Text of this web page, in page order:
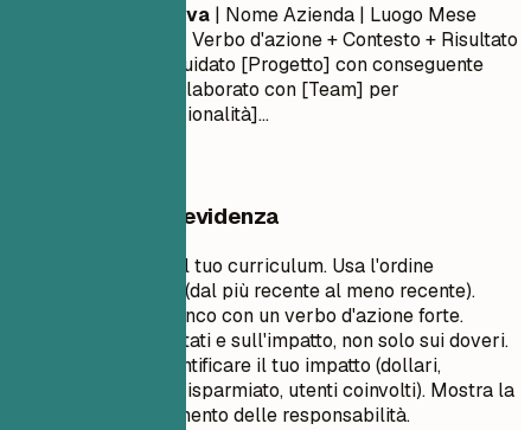
Posizione Lavorativa | Nome Azienda | Luogo Mese
- Verbo d'azione + Contesto + Risultato
(Quantificato) - Ho guidato [Progetto] con conseguente
[Risultato]... - Ho collaborato con [Team] per
implementare [Funzionalità]...
Cosa mettere in evidenza
Questo è il cuore del tuo curriculum. Usa l'ordine
cronologico inverso (dal più recente al meno recente).
Inizia ogni punto elenco con un verbo d'azione forte.
Concentrati sui risultati e sull'impatto, non solo sui doveri.
Usa numeri per quantificare il tuo impatto (dollari,
percentuali, tempo risparmiato, utenti coinvolti). Mostra la
progressione e l'aumento delle responsabilità.